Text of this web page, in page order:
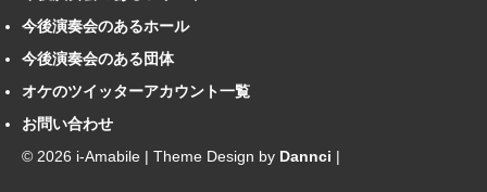
今後演奏会のあるホール
今後演奏会のある団体
オケのツイッターアカウント一覧
お問い合わせ
© 2026 i-Amabile | Theme Design by Dannci |